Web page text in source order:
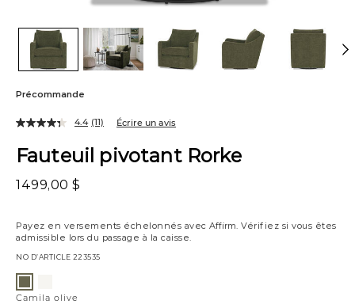
Précommande
Fauteuil pivotant Rorke
1499,00 $
Payez en versements échelonnés avec Affirm. Vérifiez si vous êtes
admissible lors du passage à la caisse.
NO D’ARTICLE 223535
4.4 (11) Écrire un avis
Variations
olivehuître
Camila olive